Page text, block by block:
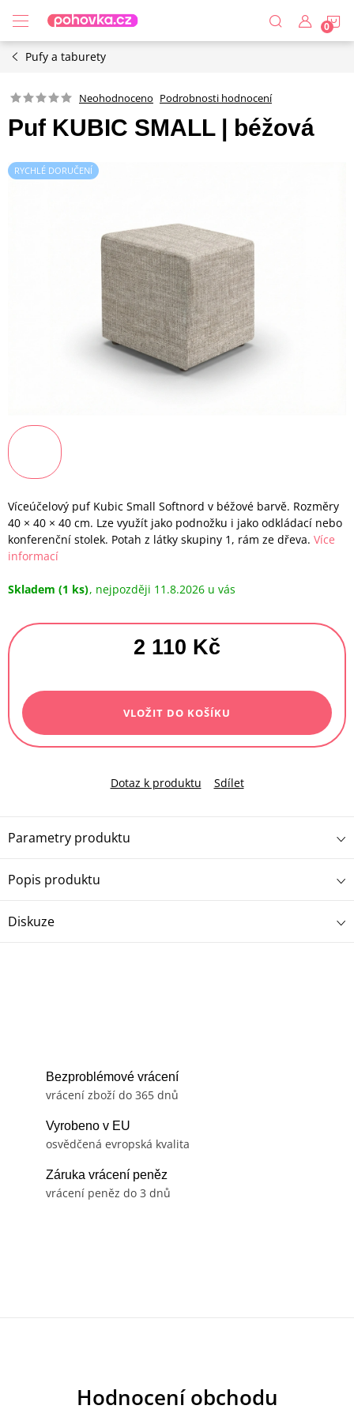
obsah
Pufy a taburety
Neohodnoceno Podrobnosti hodnocení
Puf KUBIC SMALL | béžová
RYCHLÉ DORUČENÍ
Víceúčelový puf Kubic Small Softnord v béžové barvě. Rozměry
40 × 40 × 40 cm. Lze využít jako podnožku i jako odkládací nebo
konferenční stolek. Potah z látky skupiny 1, rám ze dřeva. Více
informací
Skladem (1 ks) 11.8.2026
2 110 Kč
VLOŽIT DO KOŠÍKU
Dotaz k produktu Sdílet
Popis produktu
Parametry produktu
Diskuze
Bezproblémové vrácení
vrácení zboží do 365 dnů
Vyrobeno v EU
osvědčená evropská kvalita
Záruka vrácení peněz
vrácení peněz do 3 dnů